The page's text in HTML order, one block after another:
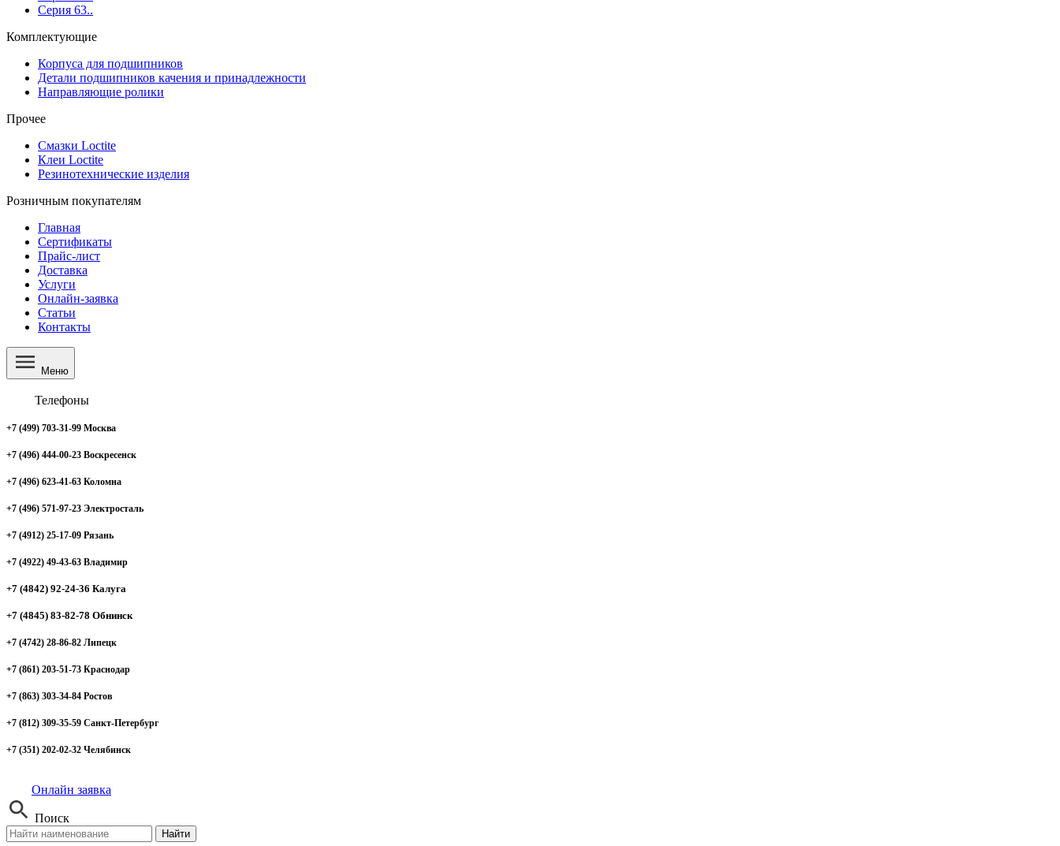
Серия 63..
Комплектующие
Корпуса для подшипников
Детали подшипников качения и принадлежности
Направляющие ролики
Прочее
Смазки Loctite
Клеи Loctite
Резинотехнические изделия
Розничным покупателям
Главная
Сертификаты
Прайс-лист
Доставка
Услуги
Онлайн-заявка
Статьи
Контакты
Меню
Телефоны
+7 (499) 703-31-99 Москва
+7 (496) 444-00-23 Воскресенск
+7 (496) 623-41-63 Коломна
+7 (496) 571-97-23 Электросталь
+7 (4912) 25-17-09 Рязань
+7 (4922) 49-43-63 Владимир
+7 (4842) 92-24-36 Калуга
+7 (4845) 83-82-78 Обнинск
+7 (4742) 28-86-82 Липецк
+7 (861) 203-51-73 Краснодар
+7 (863) 303-34-84 Ростов
+7 (812) 309-35-59 Санкт-Петербург
+7 (351) 202-02-32 Челябинск
Онлайн заявка
Поиск
Найти